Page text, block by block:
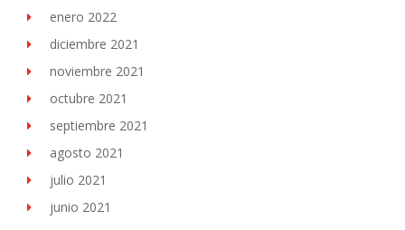
enero 2022
diciembre 2021
noviembre 2021
octubre 2021
septiembre 2021
agosto 2021
julio 2021
junio 2021